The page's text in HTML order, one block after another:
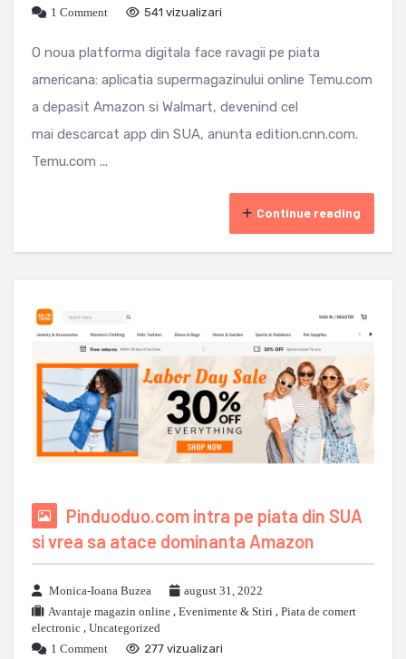
1 Comment
541 vizualizari
O noua platforma digitala face ravagii pe piata
americana: aplicatia supermagazinului online Temu.com
a depasit Amazon si Walmart, devenind cel
mai descarcat app din SUA, anunta edition.cnn.com.
Temu.com ...
Continue reading
Pinduoduo.com intra pe piata din SUA
si vrea sa atace dominanta Amazon
Monica-Ioana Buzea
august 31, 2022
Avantaje magazin online , Evenimente & Stiri , Piata de comert
electronic , Uncategorized
1 Comment
277 vizualizari